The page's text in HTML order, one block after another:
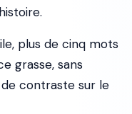
plus de cinq mots
grasse, sans
contraste sur le